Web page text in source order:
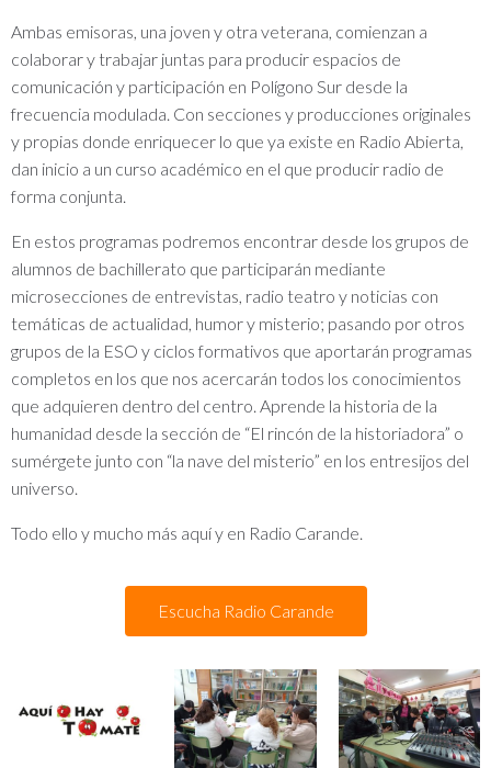
Ambas emisoras, una joven y otra veterana, comienzan a
colaborar y trabajar juntas para producir espacios de
comunicación y participación en Polígono Sur desde la
frecuencia modulada. Con secciones y producciones originales
y propias donde enriquecer lo que ya existe en Radio Abierta,
dan inicio a un curso académico en el que producir radio de
forma conjunta.
En estos programas podremos encontrar desde los grupos de
alumnos de bachillerato que participarán mediante
microsecciones de entrevistas, radio teatro y noticias con
temáticas de actualidad, humor y misterio; pasando por otros
grupos de la ESO y ciclos formativos que aportarán programas
completos en los que nos acercarán todos los conocimientos
que adquieren dentro del centro. Aprende la historia de la
humanidad desde la sección de “El rincón de la historiadora” o
sumérgete junto con “la nave del misterio” en los entresijos del
universo.
Todo ello y mucho más aquí y en Radio Carande.
Escucha Radio Carande